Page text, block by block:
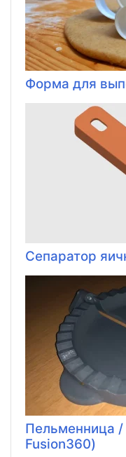
Форма для
Сепаратор
Пельменница
Fusion360)